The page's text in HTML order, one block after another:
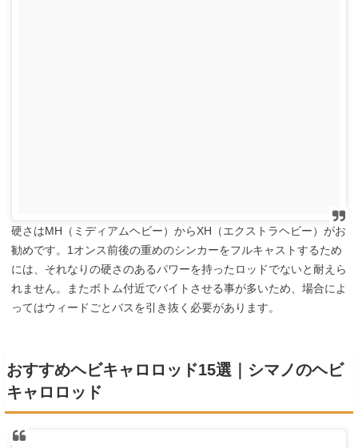
硬さはMH（ミディアムヘビー）からXH（エクストラヘビー）がお
勧めです。1オンス前後の重めのシンカーをフルキャストするため
には、それなりの硬さのあるパワーを持ったロッドでないと耐えら
れません。またボトム付近でバイトさせる事が多いため、場合によ
ってはウィードごとバスを引き抜く必要があります。
おすすめヘビキャロロッド15選｜シマノのヘビ
キャロロッド